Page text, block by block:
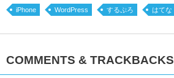
iPhone WordPress するぷろ はてな
COMMENTS & TRACKBACKS